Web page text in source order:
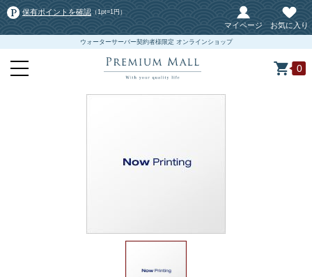
保有ポイントを確認 （1pt=1円）
マイページ お気に入り
ウォーターサーバー契約者様限定 オンラインショップ
0